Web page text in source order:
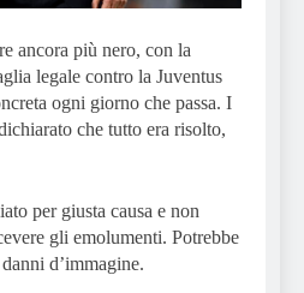
ancora più nero, con la
legale contro la Juventus
ogni giorno che passa. I
che tutto era risolto,
per giusta causa e non
gli emolumenti. Potrebbe
d’immagine.